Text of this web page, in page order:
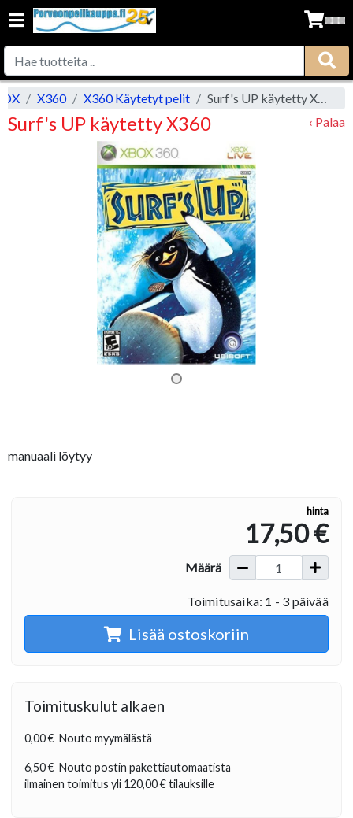
X360 X360 Käytetyt pelit Surf's UP käytetty X360
Surf's UP käytetty X360 ‹ Palaa
manuaali löytyy
hinta
17,50 €
Määrä
Toimitusaika: 1 - 3 päivää
Lisää ostoskoriin
Toimituskulut alkaen
0,00 € Nouto myymälästä
6,50 € Nouto postin pakettiautomaatista
ilmainen toimitus yli 120,00 €tilauksille